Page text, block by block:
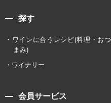
探す
ワインに合うレシピ(料理・おつ
まみ)
ワイナリー
会員サービス